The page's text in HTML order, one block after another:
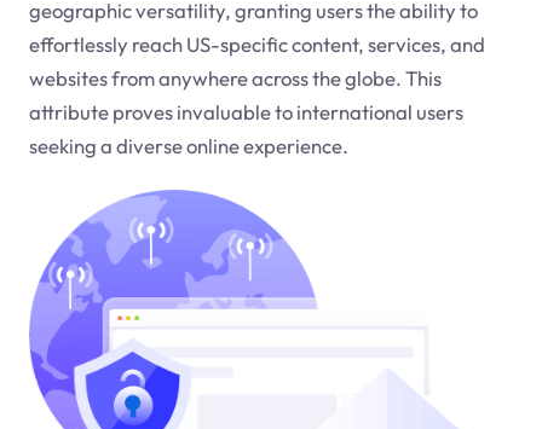
geographic versatility, granting users the ability to
effortlessly reach US-specific content, services, and
websites from anywhere across the globe. This
attribute proves invaluable to international users
seeking a diverse online experience.